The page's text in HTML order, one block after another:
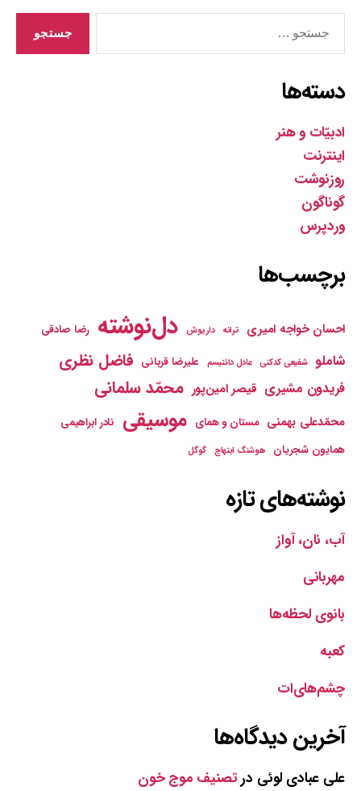
دسته‌ها
ادبیّات و هنر
اینترنت
روزنوشت
گوناگون
وردپرس
برچسب‌ها
احسان خواجه امیری ترانه داریوش دل‌نوشته رضا صادقی
شاملو شفیعی کدکنی عادل دانتیسم علیرضا قربانی فاضل نظری
فریدون مشیری قیصر امین‌پور محمّد سلمانی
محمّدعلی بهمنی مستان و همای موسیقی نادر ابراهیمی
همایون شجریان
هوشنگ ابتهاج گوگل
نوشته‌های تازه
آب، نان، آواز
مهربانی
بانوی لحظه‌ها
کعبه
چشم‌های‌ات
آخرین دیدگاه‌ها
علی عبادی لوئی درتصنیف موج خون